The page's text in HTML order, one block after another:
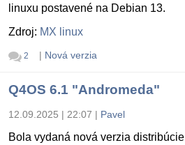
linuxu postavené na Debian 13.
Zdroj: MX linux
2 | Nová verzia
Q4OS 6.1 "Andromeda"
12.09.2025 | 22:07 | Pavel
Bola vydaná nová verzia distribúcie